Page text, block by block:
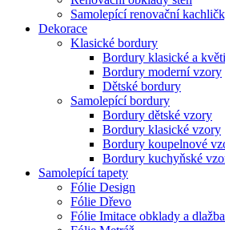
Samolepící renovační
Dekorace
Klasické bordury
Bordury klasické a
Bordury moderní vzory
Dětské bordury
Samolepící bordury
Bordury dětské vzory
Bordury klasické vzory
Bordury koupelnové
Bordury kuchyňské
Samolepící tapety
Fólie Design
Fólie Dřevo
Fólie Imitace obklady a dlažba